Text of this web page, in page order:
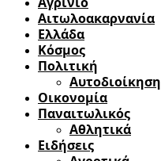
Αιτωλοακαρνανία
Ελλάδα
Κόσμος
Πολιτική
Αυτοδιοίκηση
Οικονομία
Παναιτωλικός
Αθλητικά
Ειδήσεις